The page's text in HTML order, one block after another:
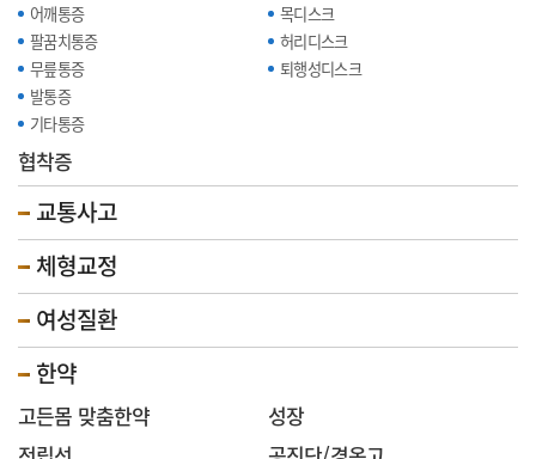
어깨통증
팔꿈치통증
무릎통증
발통증
기타통증
목디스크
허리디스크
퇴행성디스크
협착증
교통사고
체형교정
여성질환
한약
고든몸 맞춤한약
성장